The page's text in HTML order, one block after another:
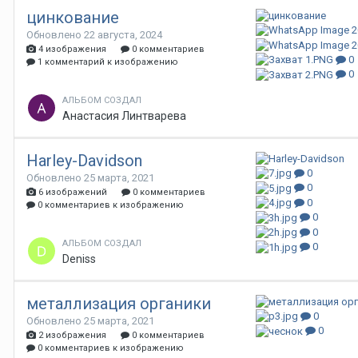
цинкование
Обновлено 22 августа, 2024
4 изображения
0 комментариев
1 комментарий к изображению
АЛЬБОМ СОЗДАЛ
Анастасия Линтварева
0
0
Harley-Davidson
Обновлено 25 марта, 2021
6 изображений
0 комментариев
0 комментариев к изображению
АЛЬБОМ СОЗДАЛ
Deniss
0
0
0
0
0
0
металлизация органики
Обновлено 25 марта, 2021
2 изображения
0 комментариев
0 комментариев к изображению
0
0